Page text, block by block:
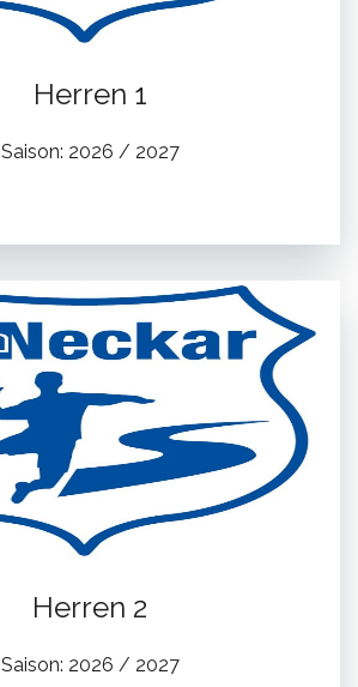
Herren 1
Saison: 2026 / 2027
Herren 2
Saison: 2026 / 2027